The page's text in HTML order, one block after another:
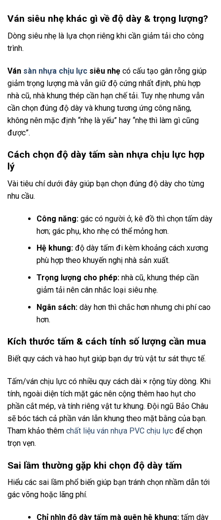
Ván siêu nhẹ khác gì về độ dày & trọng lượng?
Dòng siêu nhẹ là lựa chọn riêng khi cần giảm tải cho công
trình.
Ván sàn nhựa chịu lực siêu nhẹ có cấu tạo gân rỗng giúp
giảm trọng lượng mà vẫn giữ độ cứng nhất định, phù hợp
nhà cũ, nhà khung thép cần hạn chế tải. Tuy nhẹ nhưng vẫn
cần chọn đúng độ dày và khung tương ứng công năng,
không nên mặc định “nhẹ là yếu” hay “nhẹ thì làm gì cũng
được”.
Cách chọn độ dày tấm sàn nhựa chịu lực hợp
lý
Vài tiêu chí dưới đây giúp bạn chọn đúng độ dày cho từng
nhu cầu.
Công năng:gác có người ở, kê đồ thì chọn tấm dày
hơn; gác phụ, kho nhẹ có thể mỏng hơn.
Hệ khung:độ dày tấm đi kèm khoảng cách xương
phù hợp theo khuyến nghị nhà sản xuất.
Trọng lượng cho phép:nhà cũ, khung thép cần
giảm tải nên cân nhắc loại siêu nhẹ.
Ngân sách:dày hơn thì chắc hơn nhưng chi phí cao
hơn.
Kích thước tấm & cách tính số lượng cần mua
Biết quy cách và hao hụt giúp bạn dự trù vật tư sát thực tế.
Tấm/ván chịu lực có nhiều quy cách dài × rộng tùy dòng. Khi
tính, ngoài diện tích mặt gác nên cộng thêm hao hụt cho
phần cắt mép, và tính riêng vật tư khung. Đội ngũ Bảo Châu
sẽ bóc tách cả phần ván lẫn khung theo mặt bằng của bạn.
Tham khảo thêm chất liệu ván nhựa PVC chịu lực để chọn
trọn vẹn.
Sai lầm thường gặp khi chọn độ dày tấm
Hiểu các sai lầm phổ biến giúp bạn tránh chọn nhầm dẫn tới
gác võng hoặc lãng phí.
Chỉ nhìn độ dày tấm mà quên hệ khung:tấm dày